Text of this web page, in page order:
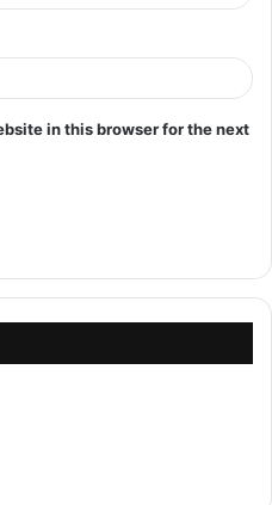
in this browser for the next